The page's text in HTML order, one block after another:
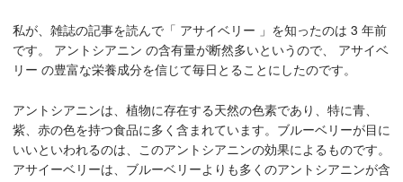
私が、雑誌の記事を読んで「 アサイベリー 」を知ったのは 3 年前
です。 アントシアニン の含有量が断然多いというので、 アサイベ
リー の豊富な栄養成分を信じて毎日とることにしたのです。
アントシアニンは、植物に存在する天然の色素であり、特に青、
紫、赤の色を持つ食品に多く含まれています。ブルーベリーが目に
いいといわれるのは、このアントシアニンの効果によるものです。
アサイーベリーは、ブルーベリーよりも多くのアントシアニンが含